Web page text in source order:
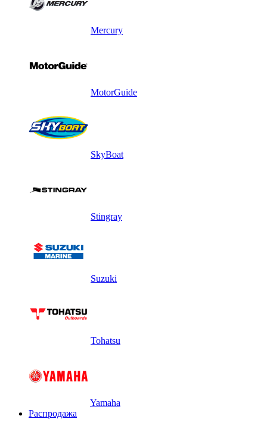
Mercury
MotorGuide
SkyBoat
Stingray
Suzuki
Tohatsu
Yamaha
Распродажа